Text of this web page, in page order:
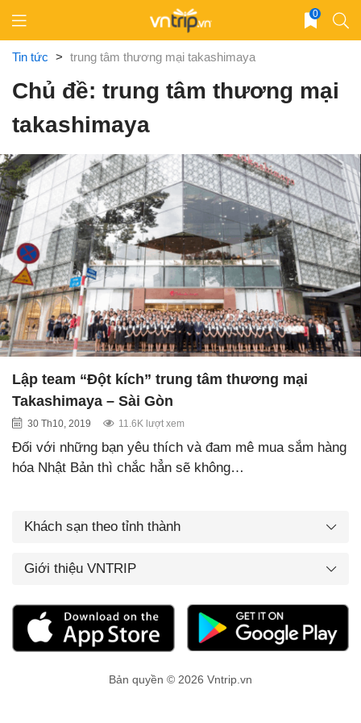
content
0
Tin tức > trung tâm thương mại takashimaya
Chủ đề: trung tâm thương mại
takashimaya
Lập team “Đột kích” trung tâm thương mại
Takashimaya – Sài Gòn
30 Th10, 2019 11.6K lượt xem
Đối với những bạn yêu thích và đam mê mua sắm hàng
hóa Nhật Bản thì chắc hẳn sẽ không…
Khách sạn theo tỉnh thành
Giới thiệu VNTRIP
Bản quyền © 2026 Vntrip.vn